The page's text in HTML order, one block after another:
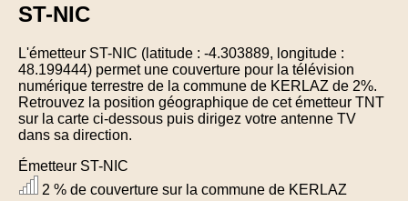
ST-NIC
L'émetteur ST-NIC (latitude : -4.303889, longitude :
48.199444) permet une couverture pour la télévision
numérique terrestre de la commune de KERLAZ de 2%.
Retrouvez la position géographique de cet émetteur TNT
sur la carte ci-dessous puis dirigez votre antenne TV
dans sa direction.
Émetteur ST-NIC
2 % de couverture sur la commune de KERLAZ